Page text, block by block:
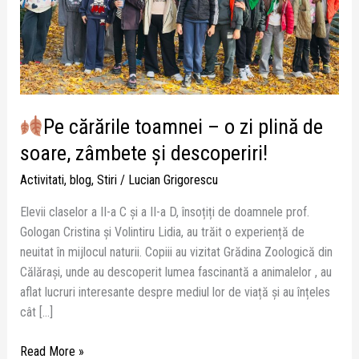
Pe cărările toamnei – o zi plină de
soare, zâmbete și descoperiri!
Activitati, blog, Stiri/ Lucian Grigorescu
Elevii claselor a II-a C și a II-a D, însoțiți de doamnele prof.
Gologan Cristina și Volintiru Lidia, au trăit o experiență de
neuitat în mijlocul naturii. Copiii au vizitat Grădina Zoologică din
Călărași, unde au descoperit lumea fascinantă a animalelor , au
aflat lucruri interesante despre mediul lor de viață și au înțeles
cât […]
plină
de
soare,
zâmbete
și
Read More »